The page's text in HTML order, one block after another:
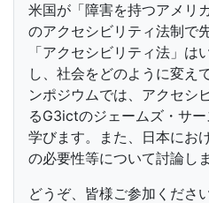
米国が「障害を持つアメリ
のアクセシビリティ法制で
「アクセシビリティ法」は
し、社会をどのように変え
ンポジウムでは、アクセシ
るG3ictのジェームズ・サ
学びます。また、日本にお
の必要性等について討論しま
どうぞ、皆様ご参加ください